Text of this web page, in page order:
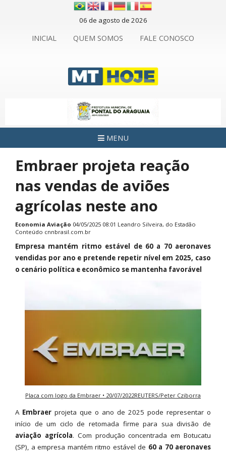
06 de agosto de 2026
INICIAL QUEM SOMOS FALE CONOSCO
MENU
Embraer projeta reação
nas vendas de aviões
agrícolas neste ano
Economia Aviação 04/05/2025 08:01 Leandro Silveira, do Estadão
Conteúdo cnnbrasil.com.br
Empresa mantém ritmo estável de 60 a 70 aeronaves
vendidas por ano e pretende repetir nível em 2025, caso
o cenário política e econômico se mantenha favorável
Placa com logo da Embraer • 20/07/2022REUTERS/Peter Cziborra
A Embraer projeta que o ano de 2025 pode representar o
início de um ciclo de retomada firme para sua divisão de
aviação agrícola. Com produção concentrada em Botucatu
(SP), a empresa mantém ritmo estável de 60 a 70 aeronaves